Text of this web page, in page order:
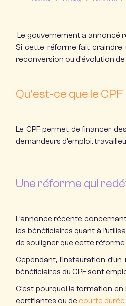
Le gouvernement a annoncé
Si cette réforme fait craindre
reconversion ou d’évolution
Qu’est-ce que le CPF
Le CPF permet de financer
demandeurs d’emploi,
Une réforme qui
L’annonce récente
les bénéficiaires quant à
de souligner que cette réforme
Cependant, l’instauration
bénéficiaires du CPF sont
C’est pourquoi laformation en
certifiantes ou de courte durée